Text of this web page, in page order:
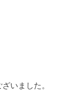
いました。